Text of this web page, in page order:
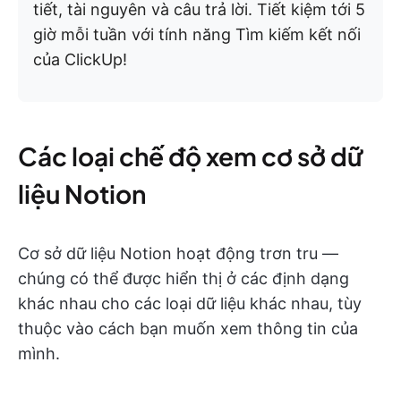
tiết, tài nguyên và câu trả lời. Tiết kiệm tới 5
giờ mỗi tuần với tính năng Tìm kiếm kết nối
của ClickUp!
Các loại chế độ xem cơ sở dữ
liệu Notion
Cơ sở dữ liệu Notion hoạt động trơn tru —
chúng có thể được hiển thị ở các định dạng
khác nhau cho các loại dữ liệu khác nhau, tùy
thuộc vào cách bạn muốn xem thông tin của
mình.